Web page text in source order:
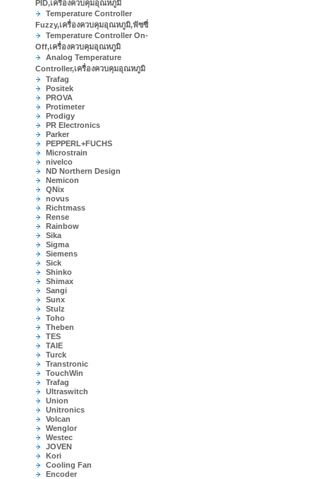
PID,เครื่องควบคุมอุณหภูมิ
Temperature Controller
Fuzzy,เครื่องควบคุมอุณหภูมิ,ฟัซซี่
Temperature Controller On-
Off,เครื่องควบคุมอุณหภูมิ
Analog Temperature
Controller,เครื่องควบคุมอุณหภูมิ
Trafag
Positek
PROVA
Protimeter
Prodigy
PR Electronics
Parker
PEPPERL+FUCHS
Microstrain
nivelco
ND Northern Design
Nemicon
QNix
novus
Richtmass
Rense
Rainbow
Sika
Sigma
Siemens
Sick
Shinko
Shimax
Sangi
Sunx
Stulz
Toho
Theben
TES
TAIE
Turck
Transtronic
TouchWin
Trafag
Ultraswitch
Union
Unitronics
Volcan
Wenglor
Westec
JOVEN
Kori
Cooling Fan
Encoder